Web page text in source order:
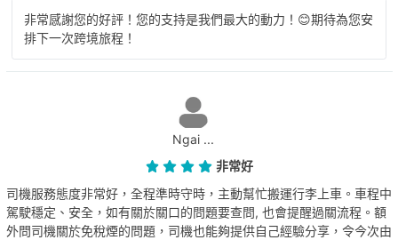
非常感謝您的好評！您的支持是我們最大的動力！😊期待為您安
排下一次跨境旅程！
Ngai ...
非常好
司機服務態度非常好，全程準時守時，主動幫忙搬運行李上車。車程中
駕駛穩定、安全，如有關於關口的問題要查問, 也會提醒過關流程。額
外問司機關於免稅煙的問題，司機也能夠提供自己經驗分享，令今次由